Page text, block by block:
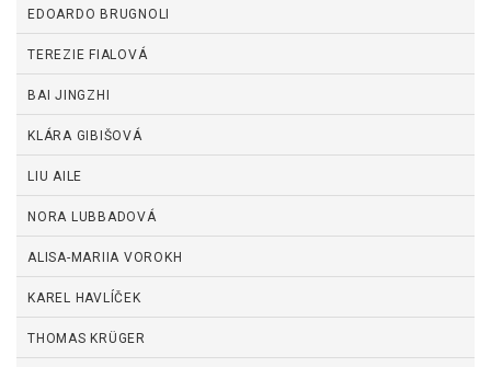
EDOARDO BRUGNOLI
TEREZIE FIALOVÁ
BAI JINGZHI
KLÁRA GIBIŠOVÁ
LIU AILE
NORA LUBBADOVÁ
ALISA-MARIIA VOROKH
KAREL HAVLÍČEK
THOMAS KRÜGER